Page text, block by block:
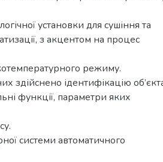
установки для сушіння та
з акцентом на процес
режиму.
здійснено ідентифікацію
функції, параметри яких
системи автоматичного